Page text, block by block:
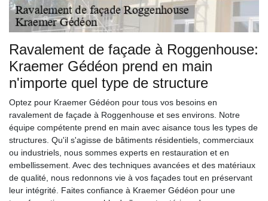
Ravalement de façade à Roggenhouse:
Kraemer Gédéon prend en main
n'importe quel type de structure
Optez pour Kraemer Gédéon pour tous vos besoins en
ravalement de façade à Roggenhouse et ses environs. Notre
équipe compétente prend en main avec aisance tous les types de
structures. Qu'il s'agisse de bâtiments résidentiels, commerciaux
ou industriels, nous sommes experts en restauration et en
embellissement. Avec des techniques avancées et des matériaux
de qualité, nous redonnons vie à vos façades tout en préservant
leur intégrité. Faites confiance à Kraemer Gédéon pour une